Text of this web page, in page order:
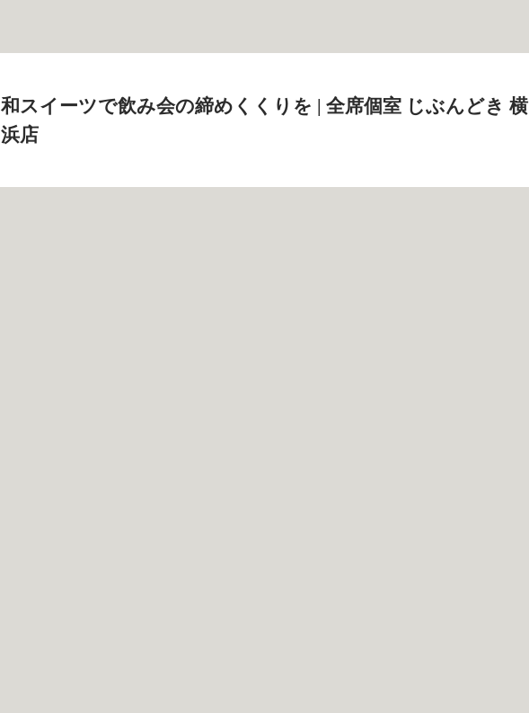
和スイーツで飲み会の締めくくりを | 全席個室 じぶんどき 横
浜店